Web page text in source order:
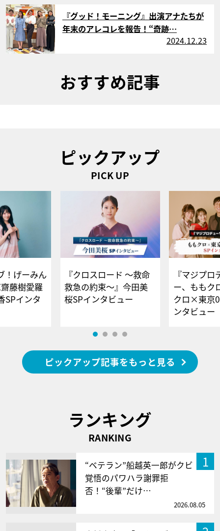
サムネイル
『グッド！モーニング』出演アナたちが
年末のアレコレを報告！“奇跡…
2024.12.23
おすすめ記事
ピックアップ
PICK UP
！げーみん
藤樹愛羅
SPインタ
『クロスロード ～救命
救急の約束～』今田美
桜SPインタビュー
『マジプロ
ー、ももク
クロ×東京
ンタビュー
ピックアップ記事をもっと見る
ランキング
RANKING
1
“ベテラン”船越英一郎がクビ
覚悟のパワハラ謝罪拒
否！“後輩”だけ…
2026.08.05